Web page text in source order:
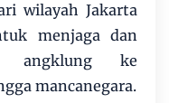
wilayah Jakarta
menjaga dan
angklung ke
mancanegara.